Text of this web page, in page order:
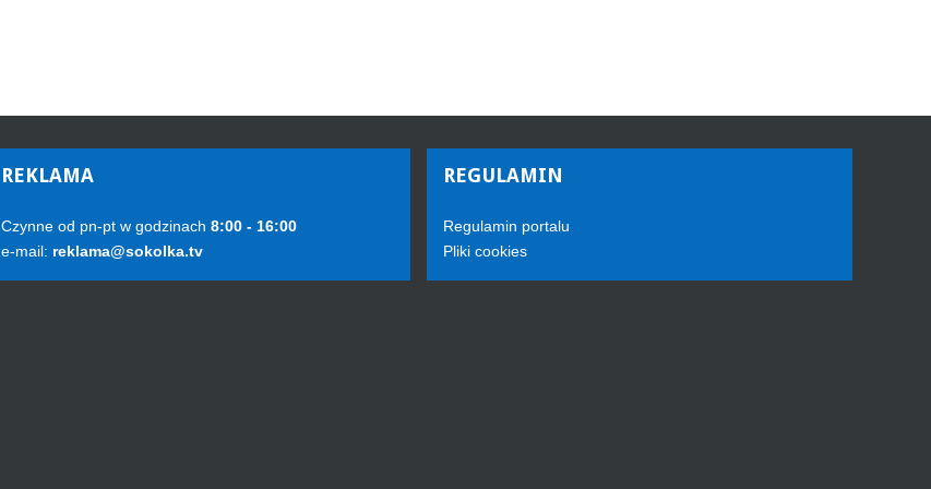
REKLAMA
Czynne od pn-pt w godzinach 8:00 - 16:00
e-mail: reklama@sokolka.tv
REGULAMIN
Regulamin portalu
Pliki cookies